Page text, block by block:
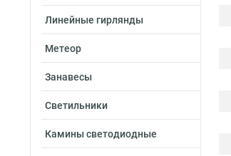
Линейные гирлянды
Метеор
Занавесы
Светильники
Камины светодиодные